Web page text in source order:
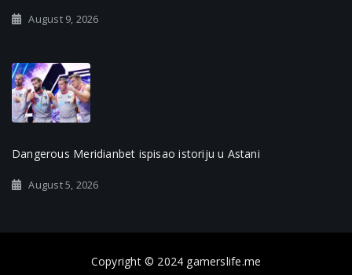
August 9, 2026
Dangerous Meridianbet ispisao istoriju u Astani
August 5, 2026
Copyright © 2024 gamerslife.me